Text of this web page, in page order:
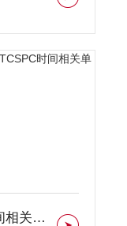
TCSPC时间相关单光子计数器